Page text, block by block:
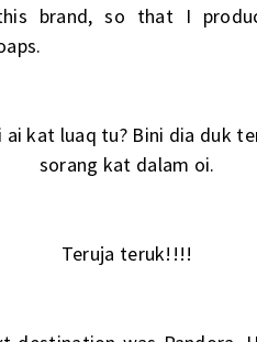
brand, so that I
ai kat luaq tu? Bini dia duk
sorang kat dalam oi.
Teruja teruk!!!!